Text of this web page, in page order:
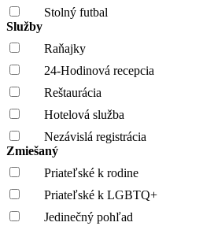
Stolný futbal
Služby
Raňajky
24-Hodinová recepcia
Reštaurácia
Hotelová služba
Nezávislá registrácia
Zmiešaný
Priateľské k rodine
Priateľské k LGBTQ+
Jedinečný pohľad